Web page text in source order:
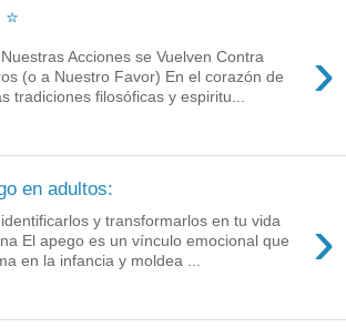
›
Acciones se Vuelven Contra
(o a Nuestro Favor) En el corazón de
tradiciones filosóficas y espiritu...
en adultos:
›
y transformarlos en tu vida
El apego es un vínculo emocional que
en la infancia y moldea ...